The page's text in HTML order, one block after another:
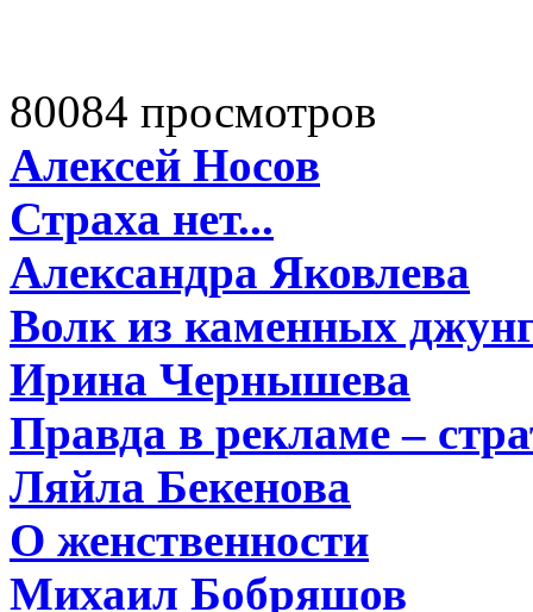
80084 просмотров
Алексей Носов
Страха нет...
Александра Яковлева
Волк из каменных
Ирина Чернышева
Правда в рекламе –
Ляйла Бекенова
О женственности
Михаил Бобряшов